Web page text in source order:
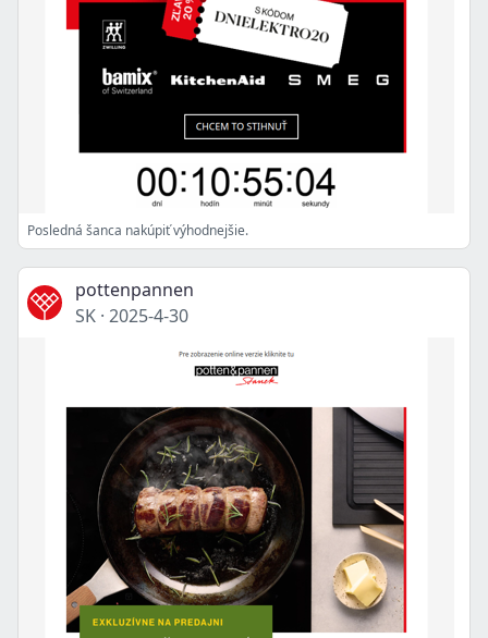
Posledná šanca nakúpiť výhodnejšie.
pottenpannen
SK · 2025-4-30